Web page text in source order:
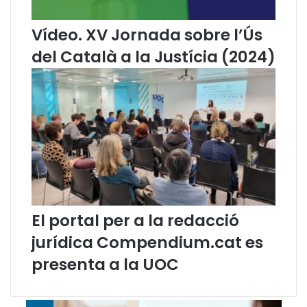
i
o
a
r
i
s
j
u
d
i
c
a
d
e
v
e
s
a
d
e
l
’
É
A
d
r
Vídeo. XV Jornada sobre l’Ús
del Català a la Justícia (2024)
El portal per a la redacció
jurídica Compendium.cat es
presenta a la UOC